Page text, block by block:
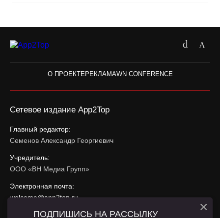
О ПРОЕКТЕРЕКЛАМАWN CONFERENCE
Сетевое издание App2Top
Главный редактор:
Семенов Александр Георгиевич
Учредитель:
ООО «ВН Медиа Групп»
Электронная почта:
welcome@app2top.ru
ПОДПИШИСЬ НА РАССЫЛКУ ×